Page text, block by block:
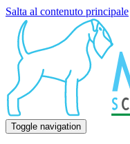
Salta al contenuto principale
Toggle navigation